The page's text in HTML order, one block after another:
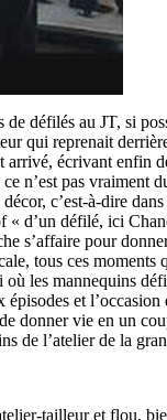
défilés au JT, si
qui reprenait
écrivant enfin
n’est pas vraiment
c’est-à-dire
d’un défilé, ici
s’affaire pour
tous ces moments
les mannequins
et
donner vie en un
de l’atelier de la
tailleur et flou,